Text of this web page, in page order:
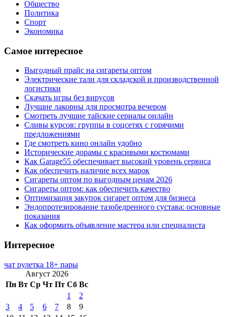
Общество
Политика
Спорт
Экономика
Самое интересное
Выгодный прайс на сигареты оптом
Электрические тали для складской и производственной
логистики
Скачать игры без вирусов
Лучшие лакорны для просмотра вечером
Смотреть лучшие тайские сериалы онлайн
Сливы курсов: группы в соцсетях с горячими
предложениями
Где смотреть кино онлайн удобно
Исторические дорамы с красивыми костюмами
Как Garage55 обеспечивает высокий уровень сервиса
Как обеспечить наличие всех марок
Сигареты оптом по выгодным ценам 2026
Сигареты оптом: как обеспечить качество
Оптимизация закупок сигарет оптом для бизнеса
Эндопротезирование тазобедренного сустава: основные
показания
Как оформить объявление мастера или специалиста
Интересное
чат рулетка 18+ пары
Август 2026
Пн Вт Ср Чт Пт Сб Вс
1
2
3
4 5 6 7 8
9